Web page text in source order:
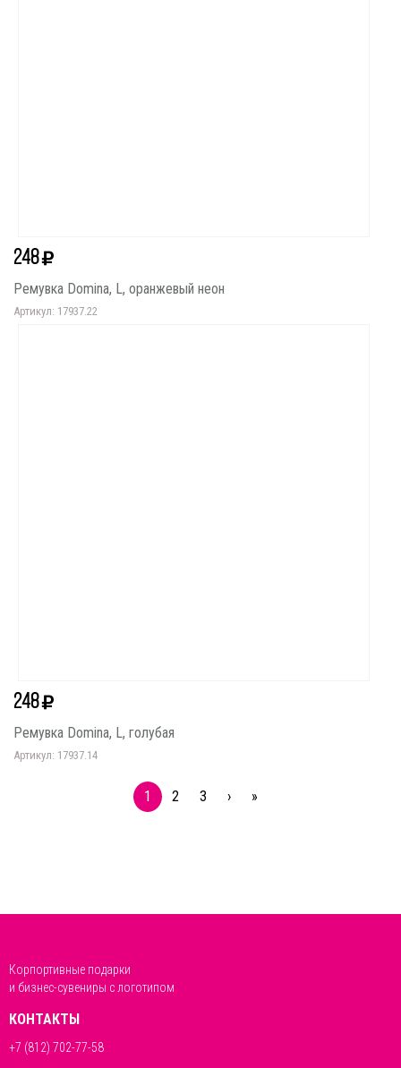
248
Ремувка Domina, L, оранжевый неон
Артикул: 17937.22
248
Ремувка Domina, L, голубая
Артикул: 17937.14
1 2 3 › »
Корпортивные подарки
и бизнес-сувениры с логотипом
КОНТАКТЫ
+7 (812) 702-77-58